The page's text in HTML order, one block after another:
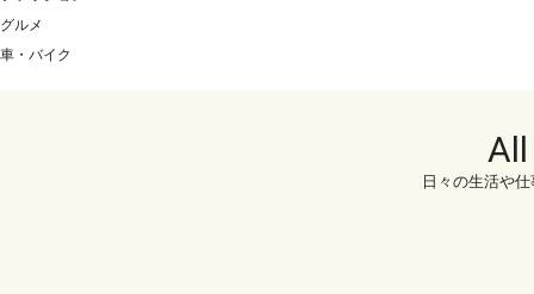
グルメ
車・バイク
日々の生活や